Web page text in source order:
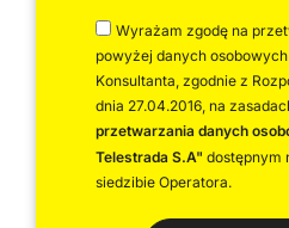
Wyrażam zgodę na
powyżej danych
Konsultanta, zgodnie z
dnia 27.04.2016, na
przetwarzania danych
Telestrada S.A" dostępnym
siedzibie Operatora.